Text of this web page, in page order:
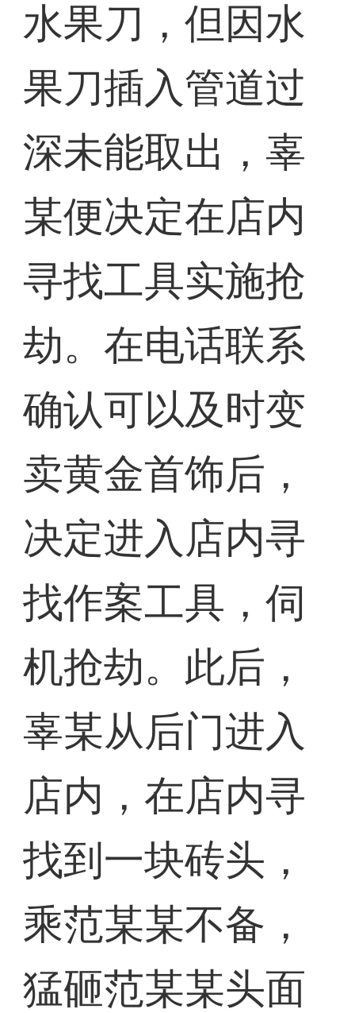
水果刀，但因水
果刀插入管道过
深未能取出，辜
某便决定在店内
寻找工具实施抢
劫。在电话联系
确认可以及时变
卖黄金首饰后，
决定进入店内寻
找作案工具，伺
机抢劫。此后，
辜某从后门进入
店内，在店内寻
找到一块砖头，
乘范某某不备，
猛砸范某某头面